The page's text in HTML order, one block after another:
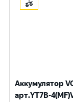
Аккумулятор
арт.YT7B-